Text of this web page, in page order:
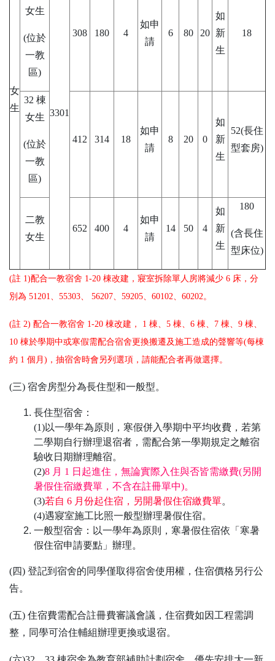
女
生
3301
女生
(位於
一教
區)
308 180 4
如申
請
6 80 20
如
新
生
18
32 棟
女生
(位於
一教
區)
412 314 18
如申
請
8 20 0
如
新
生
52(長住
型套房)
二教
女生
652 400 4
如申
請
14 50 4
如
新
生
180
(含長住
型床位)
(註 1)配合一教宿舍 1-20 棟改建，寢室拆除單人房將減少 6 床，分
別為 51201、 55303、 56207、 59205、 60102、 60202。
(註 2) 配合一教宿舍 1-20 棟改建， 1 棟、 5 棟、 6 棟、 7 棟、 9 棟、
10 棟於學期中或寒假需配合宿舍更換搬遷及施工造成的聲響等(每棟
約 1 個月 ) ，抽宿舍時會另列選項，請能配合者再做選擇。
(三) 宿舍房型分為長住型和一般型。
長住型宿舍：
(1)以一學年為原則，寒假併入學期中平均收費，若第
二學期自行辦理退宿者，需配合第一學期規定之離宿
驗收日期辦理離宿。
(2)8 月 1 日起進住，無論實際入住與否皆需繳費(另開
暑假住宿繳費單，不含在註冊單中)。
(3)若自 6 月份起住宿，另開暑假住宿繳費單。
(4)遇寢室施工比照一般型辦理暑假住宿。
一般型宿舍：以一學年為原則，寒暑假住宿依「寒暑
假住宿申請要點」辦理。
(四) 登記到宿舍的同學僅取得宿舍使用權，住宿價格另行公
告。
(五) 住宿費需配合註冊費審議會議，住宿費如因工程需調
整，同學可洽住輔組辦理更換或退宿。